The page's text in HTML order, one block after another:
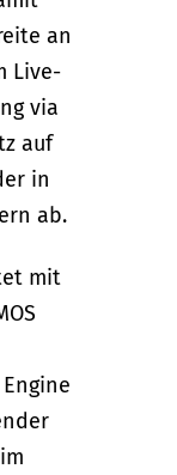
an
Live-
via
auf
in
ab.
mit